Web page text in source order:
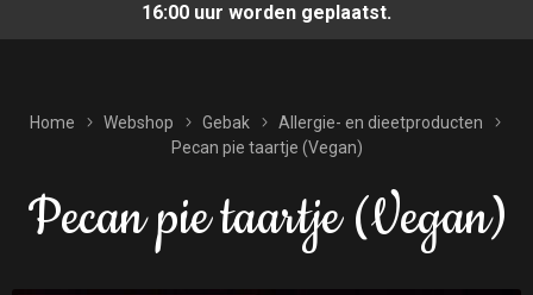
16:00 uur worden geplaatst.
Home Webshop Gebak
Allergie- en dieetproducten
Pecan pie taartje (Vegan)
Pecan pie taartje (Vegan)